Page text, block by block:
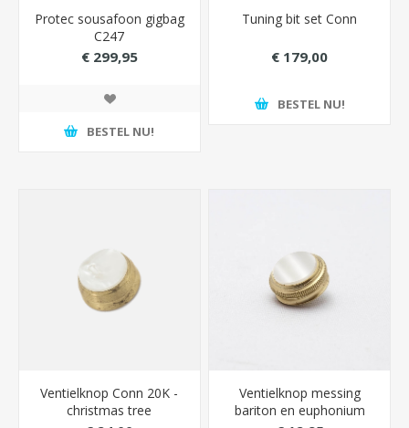
Protec sousafoon gigbag
C247
€ 299,95
BESTEL NU!
Tuning bit set Conn
€ 179,00
BESTEL NU!
Ventielknop Conn 20K -
christmas tree
Ventielknop messing
bariton en euphonium